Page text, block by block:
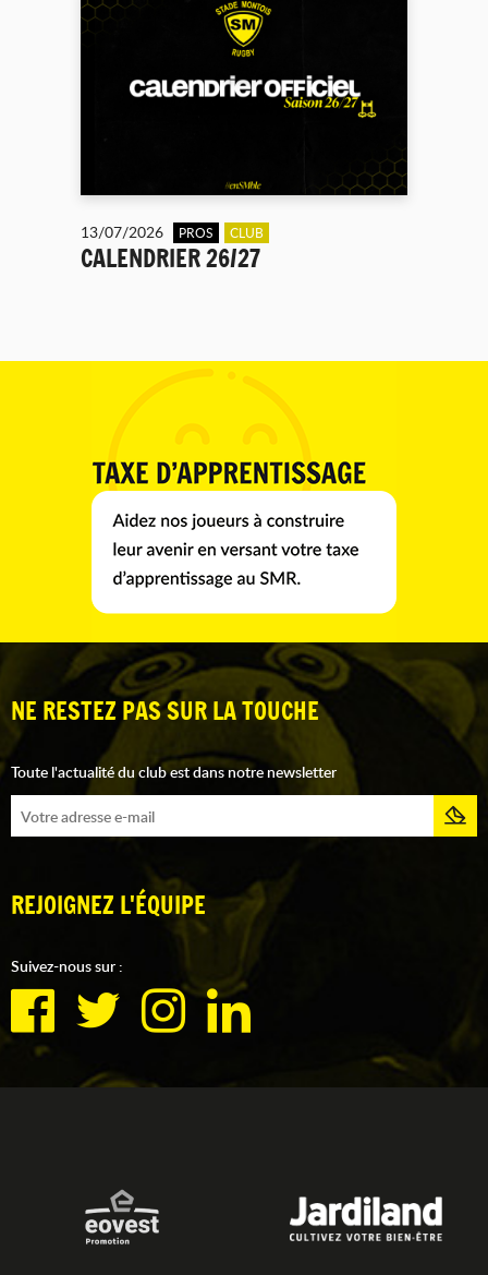
13/07/2026 PROS CLUB
CALENDRIER 26/27
NE RESTEZ PAS SUR LA TOUCHE
Toute l'actualité du club est dans notre newsletter
REJOIGNEZ L'ÉQUIPE
Suivez-nous sur :